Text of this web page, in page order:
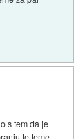
s tem da je
teteme